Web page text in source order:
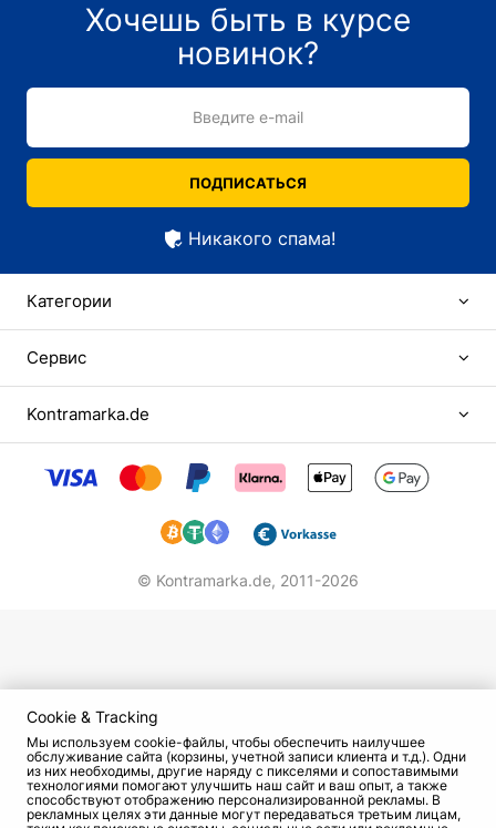
Хочешь быть в курсе
новинок?
Введите e-mail
ПОДПИСАТЬСЯ
Никакого спама!
Категории
Сервис
Kontramarka.de
© Kontramarka.de, 2011-2026
Cookie & Tracking
Мы используем cookie-файлы, чтобы обеспечить наилучшее
обслуживание сайта (корзины, учетной записи клиента и т.д.). Одни
из них необходимы, другие наряду с пикселями и сопоставимыми
технологиями помогают улучшить наш сайт и ваш опыт, а также
способствуют отображению персонализированной рекламы. В
рекламных целях эти данные могут передаваться третьим лицам,